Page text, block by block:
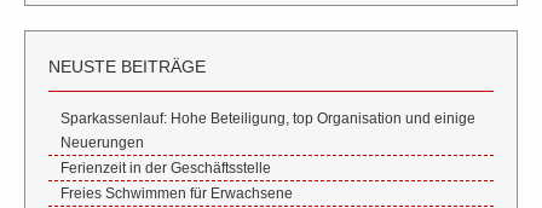
NEUSTE BEITRÄGE
Sparkassenlauf: Hohe Beteiligung, top Organisation und einige
Neuerungen
Ferienzeit in der Geschäftsstelle
Freies Schwimmen für Erwachsene